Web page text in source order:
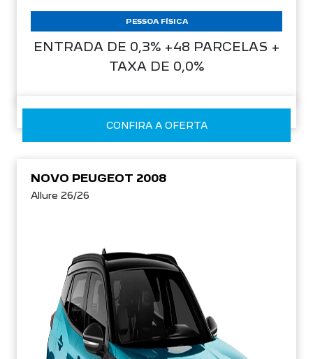
ENTRADA DE 0,3% +48 PARCELAS +
TAXA DE 0,0%
CONFIRA A OFERTA
Allure 26/26